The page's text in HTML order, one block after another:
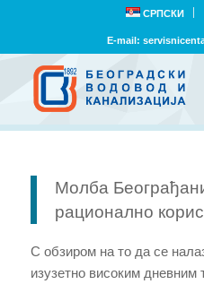
СРПСКИ
E-mail:
Молба
рационално
С обзиром на то да се
изузетно високим дневним